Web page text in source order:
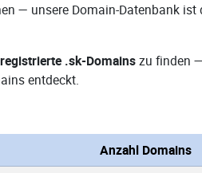
— unsere Domain-Datenbank
.sk-Domainszu finden
entdeckt.
Anzahl Domains